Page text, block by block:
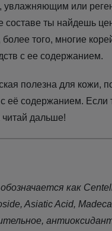
увлажняющим или
составе ты найдешь
того, многие
с ее содержанием.
полезна для кожи,
её содержанием. Если
читай дальше!
как
Asiatic Acid,